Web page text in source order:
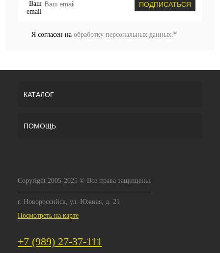
ПОДПИСАТЬСЯ
Я согласен на обработку персональных данных. *
КАТАЛОГ
ПОМОЩЬ
Copyright 2005-2025 © Все права защищены.
г. Новороссийск, ул. Южная, д. 21
Посмотреть на карте
+7 (989) 27-37-111